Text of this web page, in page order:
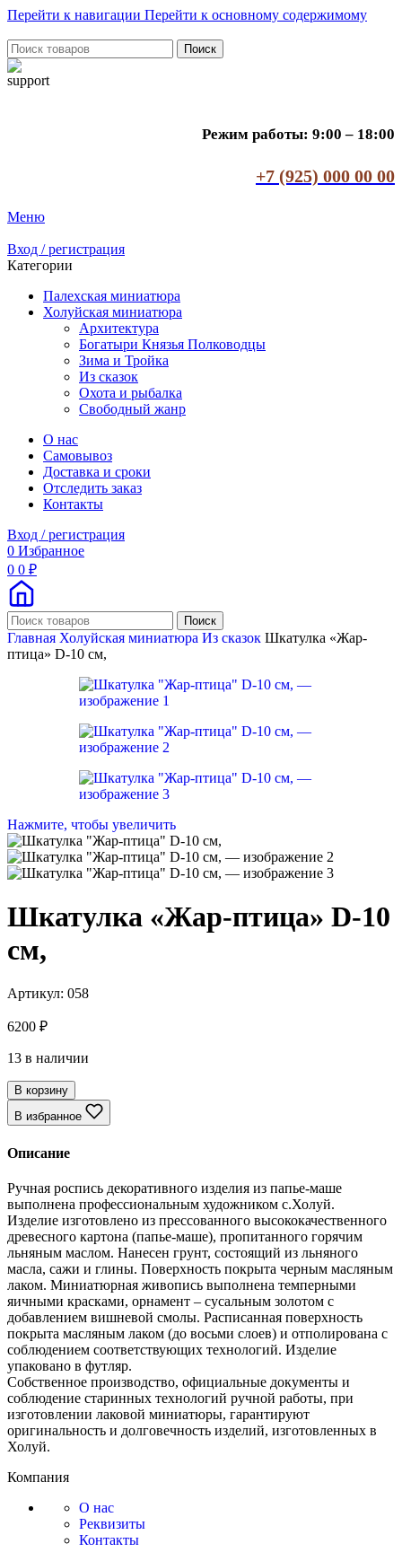
Перейти к навигации Перейти к основному содержимому
Поиск
Режим работы: 9:00 – 18:00
+7 (925) 000 00 00
Меню
Вход / регистрация
Категории
Палехская миниатюра
Холуйская миниатюра
Архитектура
Богатыри Князья Полководцы
Зима и Тройка
Из сказок
Охота и рыбалка
Свободный жанр
О нас
Самовывоз
Доставка и сроки
Отследить заказ
Контакты
Вход / регистрация
0 Избранное
0 0 ₽
Поиск
Главная Холуйская миниатюра Из сказок Шкатулка «Жар-
птица» D-10 см,
Нажмите, чтобы увеличить
Шкатулка «Жар-птица» D-10
см,
Артикул: 058
6200 ₽
13 в наличии
В корзину
В избранное
Описание
Ручная роспись декоративного изделия из папье-маше
выполнена профессиональным художником с.Холуй.
Изделие изготовлено из прессованного высококачественного
древесного картона (папье-маше), пропитанного горячим
льняным маслом. Нанесен грунт, состоящий из льняного
масла, сажи и глины. Поверхность покрыта черным масляным
лаком. Миниатюрная живопись выполнена темперными
яичными красками, орнамент – сусальным золотом с
добавлением вишневой смолы. Расписанная поверхность
покрыта масляным лаком (до восьми слоев) и отполирована с
соблюдением соответствующих технологий. Изделие
упаковано в футляр.
Собственное производство, официальные документы и
соблюдение старинных технологий ручной работы, при
изготовлении лаковой миниатюры, гарантируют
оригинальность и долговечность изделий, изготовленных в
Холуй.
Компания
О нас
Реквизиты
Контакты